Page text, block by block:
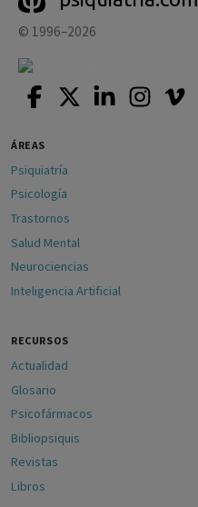
© 1996–2026
ÁREAS
Psiquiatría
Psicología
Trastornos
Salud Mental
Neurociencias
Inteligencia Artificial
RECURSOS
Actualidad
Glosario
Psicofármacos
Bibliopsiquis
Revistas
Libros